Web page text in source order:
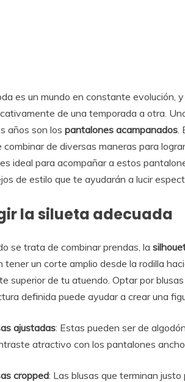
es un mundo en constante evolución,
de una temporada a otra.
años son los pantalones acampanados.
combinar de diversas maneras para
ideal para acompañar a estos
de estilo que te ayudarán a lucir
la silueta adecuada
se trata de combinar prendas, la
tener un corte amplio desde la rodilla
superior de tu atuendo. Optar por
definida puede ayudar a crear una
ajustadas: Estas pueden ser de
atractivo con los pantalones
cropped: Las blusas que terminan